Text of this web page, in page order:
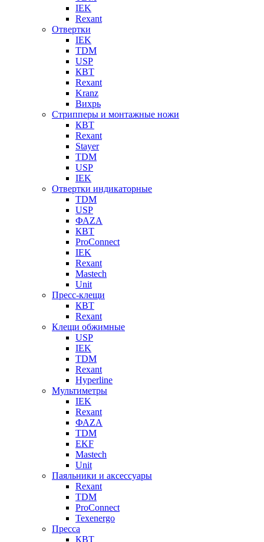
IEK
Rexant
Отвертки
IEK
TDM
USP
КВТ
Rexant
Kranz
Вихрь
Стрипперы и монтажные ножи
КВТ
Rexant
Stayer
TDM
USP
IEK
Отвертки индикаторные
TDM
USP
ФАZА
КВТ
ProConnect
IEK
Rexant
Mastech
Unit
Пресс-клещи
КВТ
Rexant
Клещи обжимные
USP
IEK
TDM
Rexant
Hyperline
Мультиметры
IEK
Rexant
ФАZА
TDM
EKF
Mastech
Unit
Паяльники и аксессуары
Rexant
TDM
ProConnect
Texenergo
Пресса
КВТ